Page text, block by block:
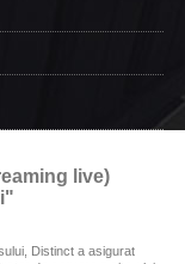
live)
Distinct a asigurat